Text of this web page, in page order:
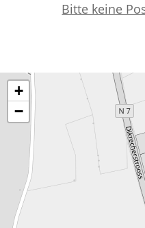
Bitte keine
+
−